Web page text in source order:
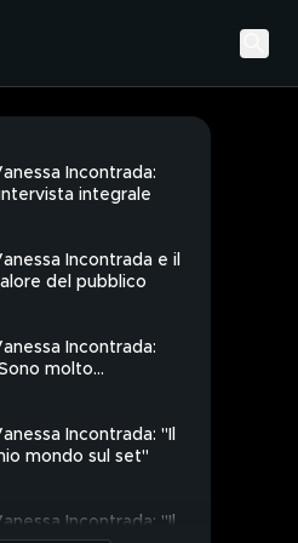
Incontrada:
integrale
Incontrada e il
del pubblico
Incontrada:
molto
Incontrada: "Il
mondo sul set"
Incontrada: "Il